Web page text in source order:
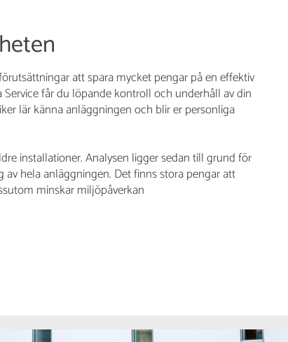
att spara mycket pengar på en effektiv
får du löpande kontroll och underhåll av din
lär känna anläggningen och blir er personliga
installationer. Analysen ligger sedan till grund för
hela anläggningen. Det finns stora pengar att
minskar miljöpåverkan